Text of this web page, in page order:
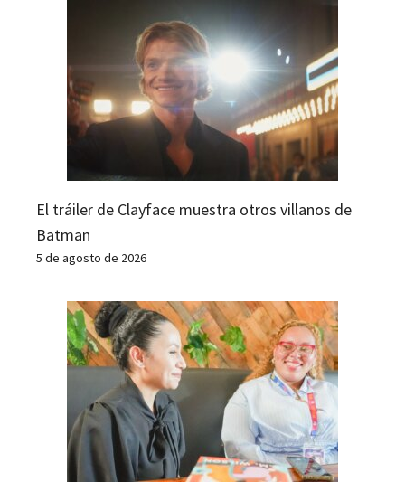
El tráiler de Clayface muestra otros villanos de
Batman
5 de agosto de 2026